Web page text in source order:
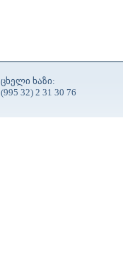
ცხელი ხაზი:
(995 32) 2 31 30 76